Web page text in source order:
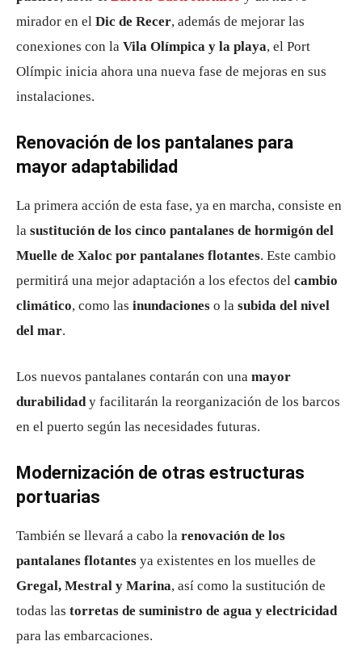
mirador en el Dic de Recer, además de mejorar las
conexiones con la Vila Olímpica y la playa, el Port
Olímpic inicia ahora una nueva fase de mejoras en sus
instalaciones.
Renovación de los pantalanes para
mayor adaptabilidad
La primera acción de esta fase, ya en marcha, consiste en
la sustitución de los cinco pantalanes de hormigón del
Muelle de Xaloc por pantalanes flotantes. Este cambio
permitirá una mejor adaptación a los efectos del cambio
climático, como las inundaciones o la subida del nivel
del mar.
Los nuevos pantalanes contarán con una mayor
durabilidady facilitarán la reorganización de los barcos
en el puerto según las necesidades futuras.
Modernización de otras estructuras
portuarias
También se llevará a cabo la renovación de los
pantalanes flotantes ya existentes en los muelles de
Gregal, Mestral y Marina, así como la sustitución de
todas las torretas de suministro de agua y electricidad
para las embarcaciones.